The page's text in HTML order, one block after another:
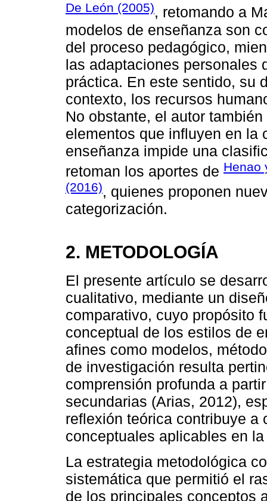
De León (2005), retomando a
modelos de enseñanza son
del proceso pedagógico,
las adaptaciones personales
práctica. En este sentido, su
contexto, los recursos
No obstante, el autor
elementos que influyen en la
enseñanza impide una
retoman los aportes de Henao
(2016), quienes proponen
categorización.
2. METODOLOGÍA
El presente artículo se
cualitativo, mediante un
comparativo, cuyo propósito
conceptual de los estilos de
afines como modelos,
de investigación resulta
comprensión profunda a
secundarias (Arias, 2012),
reflexión teórica contribuye a
conceptuales aplicables en
La estrategia metodológica
sistemática que permitió el
de los principales conceptos